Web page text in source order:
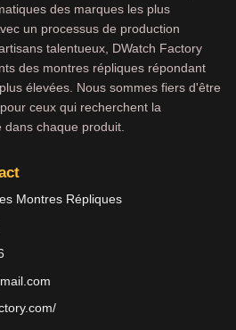
des marques les plus
un processus de production
talentueux, DWatch Factory
des montres répliques répondant
élevées. Nous sommes fiers d'être
ceux qui recherchent la
chaque produit.
Montres Répliques